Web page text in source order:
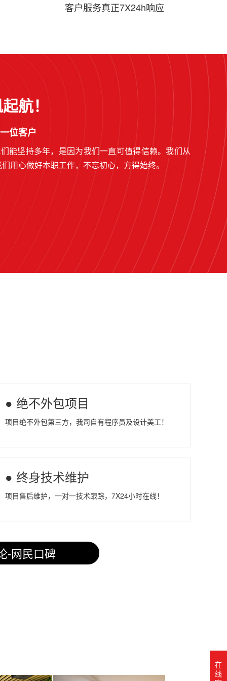
客户服务真正7X24h响应
航！
位客户
能坚持多年，是因为我们一直可值得信赖。我们从
用心做好本职工作，不忘初心，方得始终。
● 绝不外包项目
项目绝不外包第三方，我司自有程序员及设计美工！
● 终身技术维护
项目售后维护，一对一技术跟踪，7X24小时在线！
-网民口碑
在
线